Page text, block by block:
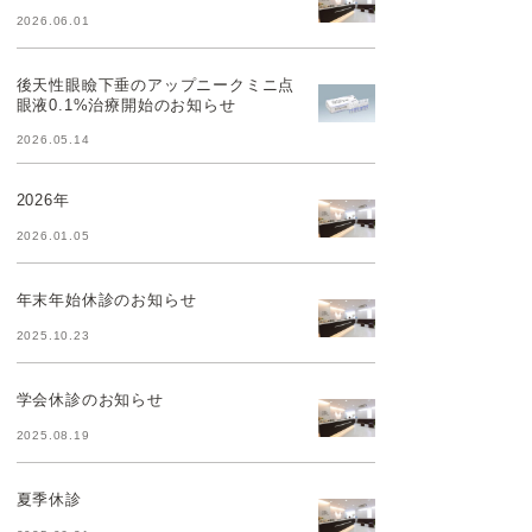
2026.06.01
後天性眼瞼下垂のアップニークミニ点
眼液0.1%治療開始のお知らせ
2026.05.14
2026年
2026.01.05
年末年始休診のお知らせ
2025.10.23
学会休診のお知らせ
2025.08.19
夏季休診